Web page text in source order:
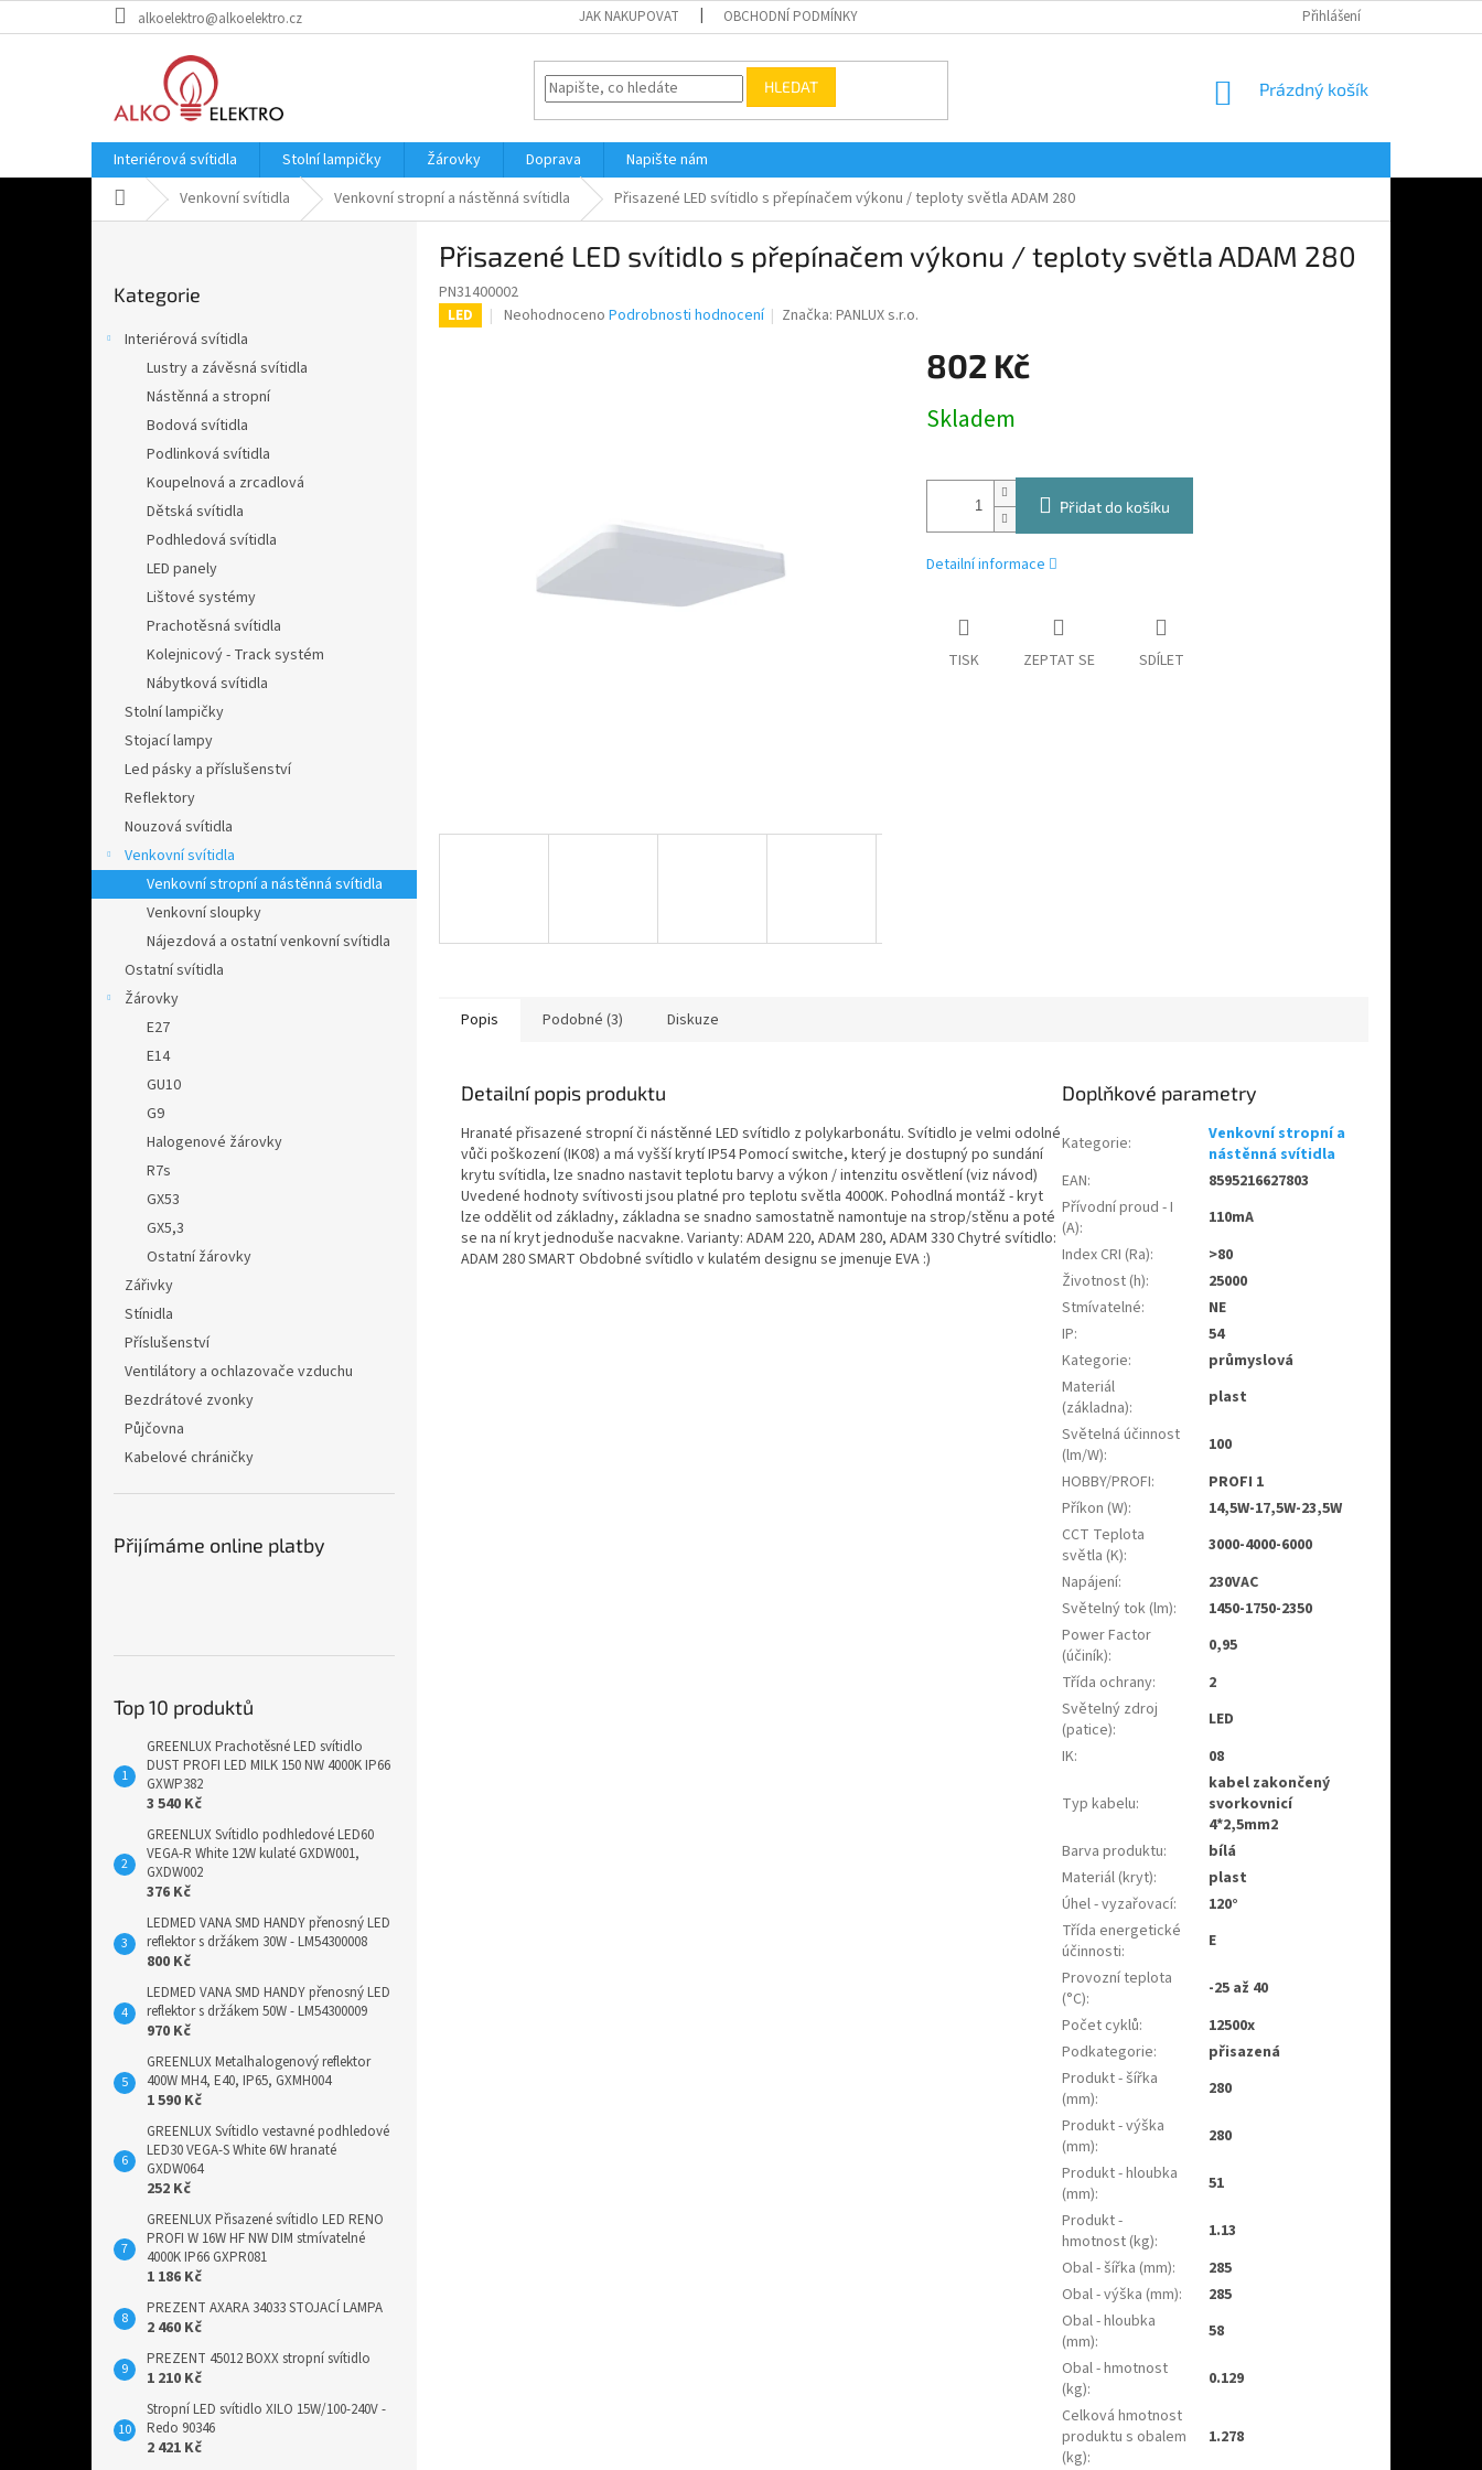
na
alkoelektro@alkoelektro.cz JAK NAKUPOVAT OBCHODNÍ PODMÍNKY Přihlášení
HLEDAT
NÁKUPNÍ
Prázdný košík
Interiérová svítidla Stolní lampičky Žárovky Doprava
Napište nám
Domů Venkovní svítidla Venkovní stropní a nástěnná svítidla Přisazené LED svítidlo s přepínačem výkonu / teploty světla ADAM 280
kategorie
Kategorie
Interiérová svítidla
Lustry a závěsná svítidla
Nástěnná a stropní
Bodová svítidla
Podlinková svítidla
Koupelnová a zrcadlová
Dětská svítidla
Podhledová svítidla
LED panely
Lištové systémy
Prachotěsná svítidla
Kolejnicový - Track systém
Nábytková svítidla
Stolní lampičky
Stojací lampy
Led pásky a příslušenství
Reflektory
Nouzová svítidla
Venkovní svítidla
Venkovní stropní a nástěnná svítidla
Venkovní sloupky
Nájezdová a ostatní venkovní svítidla
Ostatní svítidla
Žárovky
E27
E14
GU10
G9
Halogenové žárovky
R7s
GX53
GX5,3
Ostatní žárovky
Zářivky
Stínidla
Příslušenství
Ventilátory a ochlazovače vzduchu
Bezdrátové zvonky
Půjčovna
Kabelové chráničky
Přijímáme online platby
Top 10 produktů
GREENLUX Prachotěsné LED svítidlo
DUST PROFI LED MILK 150 NW 4000K IP66
GXWP382
3 540 Kč
GREENLUX Svítidlo podhledové LED60
VEGA-R White 12W kulaté GXDW001,
GXDW002
376 Kč
LEDMED VANA SMD HANDY přenosný LED
reflektor s držákem 30W - LM54300008
800 Kč
LEDMED VANA SMD HANDY přenosný LED
reflektor s držákem 50W - LM54300009
970 Kč
GREENLUX Metalhalogenový reflektor
400W MH4, E40, IP65, GXMH004
1 590 Kč
GREENLUX Svítidlo vestavné podhledové
LED30 VEGA-S White 6W hranaté
GXDW064
252 Kč
GREENLUX Přisazené svítidlo LED RENO
PROFI W 16W HF NW DIM stmívatelné
4000K IP66 GXPR081
1 186 Kč
PREZENT AXARA 34033 STOJACÍ LAMPA
2 460 Kč
PREZENT 45012 BOXX stropní svítidlo
1 210 Kč
Stropní LED svítidlo XILO 15W/100-240V -
Redo 90346
2 421 Kč
Přisazené LED svítidlo s přepínačem výkonu / teploty světla ADAM 280
PN31400002
LED
Průměrné
Neohodnoceno Podrobnosti hodnocení Značka:PANLUX s.r.o.
802 Kč
cena:
Skladem
Přidat do košíku
Detailní informace
TISK ZEPTAT SE SDÍLET
Popis Podobné (3) Diskuze
Detailní popis produktu
Hranaté přisazené stropní či nástěnné LED svítidlo z polykarbonátu. Svítidlo je velmi odolné
vůči poškození (IK08) a má vyšší krytí IP54 Pomocí switche, který je dostupný po sundání
krytu svítidla, lze snadno nastavit teplotu barvy a výkon / intenzitu osvětlení (viz návod)
Uvedené hodnoty svítivosti jsou platné pro teplotu světla 4000K. Pohodlná montáž - kryt
lze oddělit od základny, základna se snadno samostatně namontuje na strop/stěnu a poté
se na ní kryt jednoduše nacvakne. Varianty: ADAM 220, ADAM 280, ADAM 330 Chytré svítidlo:
ADAM 280 SMART Obdobné svítidlo v kulatém designu se jmenuje EVA :)
Doplňkové parametry
Kategorie:
Venkovní stropní a
nástěnná svítidla
EAN:
8595216627803
Přívodní proud - I
(A):
110mA
Index CRI (Ra):
>80
Životnost (h):
25000
Stmívatelné:
NE
IP:
54
Kategorie:
průmyslová
Materiál
(základna):
plast
Světelná účinnost
(lm/W):
100
HOBBY/PROFI:
PROFI 1
Příkon (W):
14,5W-17,5W-23,5W
CCT Teplota
světla (K):
3000-4000-6000
Napájení:
230VAC
Světelný tok (lm):
1450-1750-2350
Power Factor
(účiník):
0,95
Třída ochrany:
2
Světelný zdroj
(patice):
LED
IK: 08
Typ kabelu:
kabel zakončený
svorkovnicí
4*2,5mm2
Barva produktu:
bílá
Materiál (kryt):
plast
Úhel - vyzařovací:
120°
Třída energetické
účinnosti:
E
Provozní teplota
(°C):
-25 až 40
Počet cyklů:
12500x
Podkategorie:
přisazená
Produkt - šířka
(mm):
280
Produkt - výška
(mm):
280
Produkt - hloubka
(mm):
51
Produkt -
hmotnost (kg):
1.13
Obal - šířka (mm):
285
Obal - výška (mm):
285
Obal - hloubka
(mm):
58
Obal - hmotnost
(kg):
0.129
Celková hmotnost
produktu s obalem
(kg):
1.278